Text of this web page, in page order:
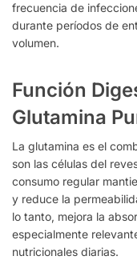
frecuencia de
durante períodos de
volumen.
Función
Glutamina
La glutamina es el
son las células del
consumo regular
y reduce la
lo tanto, mejora la
especialmente
nutricionales diarias.